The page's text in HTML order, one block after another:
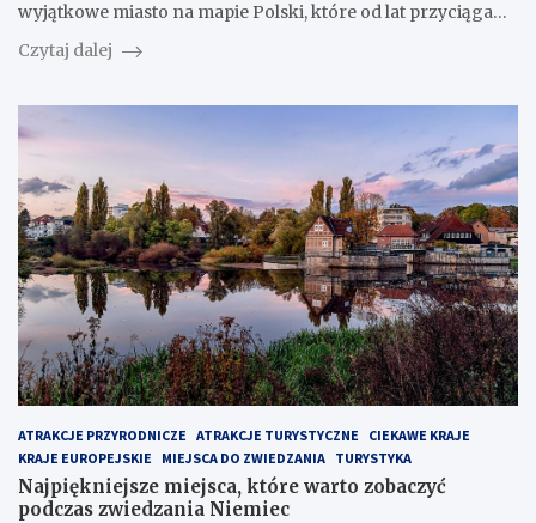
wyjątkowe miasto na mapie Polski, które od lat przyciąga…
Czytaj dalej
ATRAKCJE PRZYRODNICZE ATRAKCJE TURYSTYCZNE
CIEKAWE KRAJE
KRAJE EUROPEJSKIE
MIEJSCA DO ZWIEDZANIA TURYSTYKA
Najpiękniejsze miejsca, które warto zobaczyć
podczas zwiedzania Niemiec